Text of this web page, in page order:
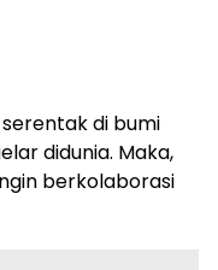
di bumi
didunia. Maka,
berkolaborasi